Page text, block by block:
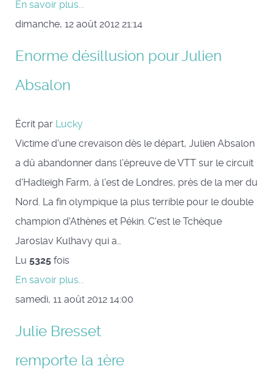
En savoir plus...
dimanche, 12 août 2012 21:14
Enorme désillusion pour Julien
Absalon
Écrit par Lucky
Victime d'une crevaison dès le départ, Julien Absalon
a dû abandonner dans l'épreuve de VTT sur le circuit
d'Hadleigh Farm, à l'est de Londres, près de la mer du
Nord. La fin olympique la plus terrible pour le double
champion d'Athènes et Pékin. C'est le Tchèque
Jaroslav Kulhavy qui a…
Lu 5325 fois
En savoir plus...
samedi, 11 août 2012 14:00
Julie Bresset
remporte la 1ère